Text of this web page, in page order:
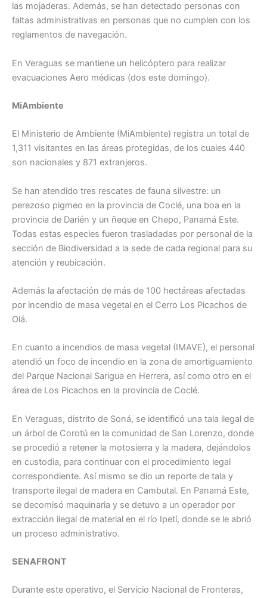
las mojaderas. Además, se han detectado personas con
faltas administrativas en personas que no cumplen con los
reglamentos de navegación.
En Veraguas se mantiene un helicóptero para realizar
evacuaciones Aero médicas (dos este domingo).
MiAmbiente
El Ministerio de Ambiente (MiAmbiente) registra un total de
1,311 visitantes en las áreas protegidas, de los cuales 440
son nacionales y 871 extranjeros.
Se han atendido tres rescates de fauna silvestre: un
perezoso pigmeo en la provincia de Coclé, una boa en la
provincia de Darién y un ñeque en Chepo, Panamá Este.
Todas estas especies fueron trasladadas por personal de la
sección de Biodiversidad a la sede de cada regional para su
atención y reubicación.
Además la afectación de más de 100 hectáreas afectadas
por incendio de masa vegetal en el Cerro Los Picachos de
Olá.
En cuanto a incendios de masa vegetal (IMAVE), el personal
atendió un foco de incendio en la zona de amortiguamiento
del Parque Nacional Sarigua en Herrera, así como otro en el
área de Los Picachos en la provincia de Coclé.
En Veraguas, distrito de Soná, se identificó una tala ilegal de
un árbol de Corotú en la comunidad de San Lorenzo, donde
se procedió a retener la motosierra y la madera, dejándolos
en custodia, para continuar con el procedimiento legal
correspondiente. Así mismo se dio un reporte de tala y
transporte ilegal de madera en Cambutal. En Panamá Este,
se decomisó maquinaria y se detuvo a un operador por
extracción ilegal de material en el río Ipetí, donde se le abrió
un proceso administrativo.
SENAFRONT
Durante este operativo, el Servicio Nacional de Fronteras,